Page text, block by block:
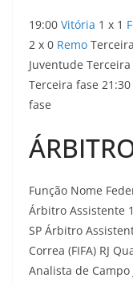
19:00 Vitória 1 x 1
2 x 0 Remo
Juventude
Terceira fase
fase
Função Nome
Árbitro Assistente
SP Árbitro
Correa (FIFA) RJ
Analista de